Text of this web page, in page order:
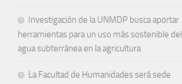
Investigación de la UNMDP busca aportar
herramientas para un uso más sostenible del
agua subterránea en la agricultura
La Facultad de Humanidades será sede